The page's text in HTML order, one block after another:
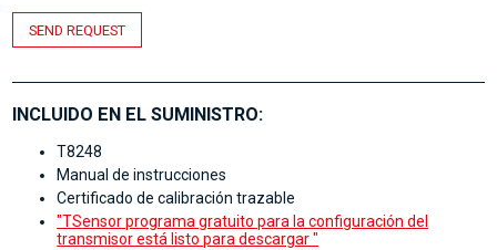
SEND REQUEST
INCLUIDO EN EL SUMINISTRO:
T8248
Manual de instrucciones
Certificado de calibración trazable
"TSensor programa gratuito para la configuración del
transmisor está listo para descargar "